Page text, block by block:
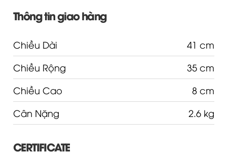
Thông tin giao hàng
Chiều Dài
41 cm
Chiều Rộng
35 cm
Chiều Cao
8 cm
Cân Nặng
2.6 kg
CERTIFICATE